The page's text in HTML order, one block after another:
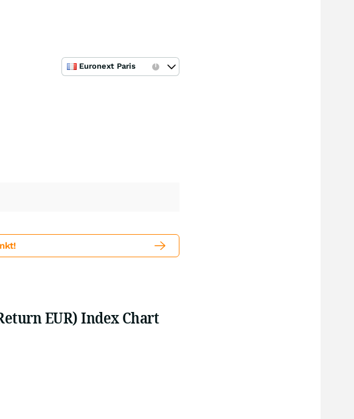
Euronext Paris
EUR) Index Chart